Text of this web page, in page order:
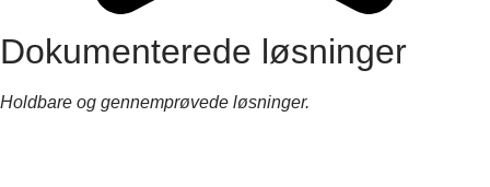
Dokumenterede løsninger
Holdbare og gennemprøvede løsninger.